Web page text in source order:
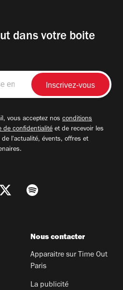
dans votre boite
vous acceptez nos conditions
de confidentialité et de recevoir les
de l'actualité, évents, offres et
Nous contacter
Apparaitre sur Time Out
Paris
La publicité